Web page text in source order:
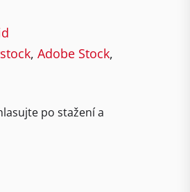
, Adobe Stock,
po stažení a